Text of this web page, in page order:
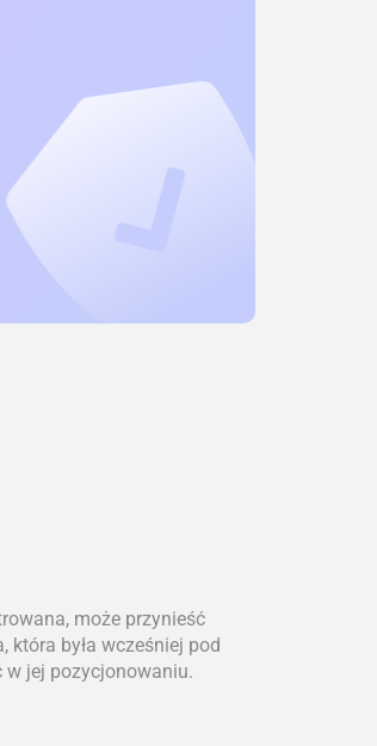
może przynieść
która była wcześniej pod
w jej pozycjonowaniu.